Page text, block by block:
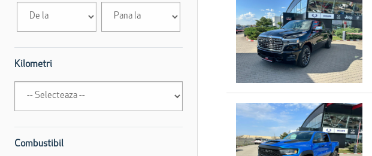
Kilometri
Combustibil